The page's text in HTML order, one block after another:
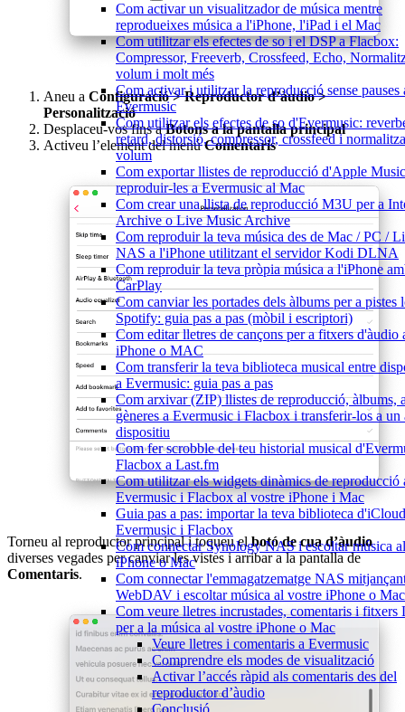
Com activar un visualitzador de música mentre
reprodueixes música a l'iPhone, l'iPad i el Mac
Com utilitzar els efectes de so i el DSP a Flacbox:
Compressor, Freeverb, Crossfeed, Echo,
volum i molt més
Com activar i utilitzar la reproducció sense pauses
Evermusic
Com utilitzar els efectes de so d'Evermusic:
retard, distorsió, compressor, crossfeed i
volum
Com exportar llistes de reproducció d'Apple
reproduir-les a Evermusic al Mac
Com crear una llista de reproducció M3U per a
Archive o Live Music Archive
Com reproduir la teva música des de Mac / PC /
NAS a l'iPhone utilitzant el servidor Kodi DLNA
Com reproduir la teva pròpia música a l'iPhone
CarPlay
Com canviar les portades dels àlbums per a pistes
Spotify: guia pas a pas (mòbil i escriptori)
Com editar lletres de cançons per a fitxers d'àudio
iPhone o MAC
Com transferir la teva biblioteca musical entre
a Evermusic: guia pas a pas
Com arxivar (ZIP) llistes de reproducció, àlbums,
gèneres a Evermusic i Flacbox i transferir-los a un
dispositiu
Com fer scrobble del teu historial musical
Flacbox a Last.fm
Com utilitzar els widgets dinàmics de reproducció
Evermusic i Flacbox al vostre iPhone i Mac
Guia pas a pas: importar la teva biblioteca
Evermusic i Flacbox
Com connectar Synology NAS i escoltar música
iPhone o Mac
Com connectar l'emmagatzematge NAS
WebDAV i escoltar música al vostre iPhone o Mac
Com veure lletres incrustades, comentaris i fitxers
per a la música al vostre iPhone o Mac
Veure lletres i comentaris a Evermusic
Comprendre els modes de visualització
Activar l’accés ràpid als comentaris des del
reproductor d’àudio
Conclusió
Aneu a Configuració > Reproductor d’àudio >
Personalització
Desplaceu-vos fins aBotons a la pantalla principal
Activeu l’element del menúComentaris
Torneu al reproductor principal i toqueu elbotó de cua d’àudio
diverses vegades per canviar les vistes i arribar a la pantalla de
Comentaris.